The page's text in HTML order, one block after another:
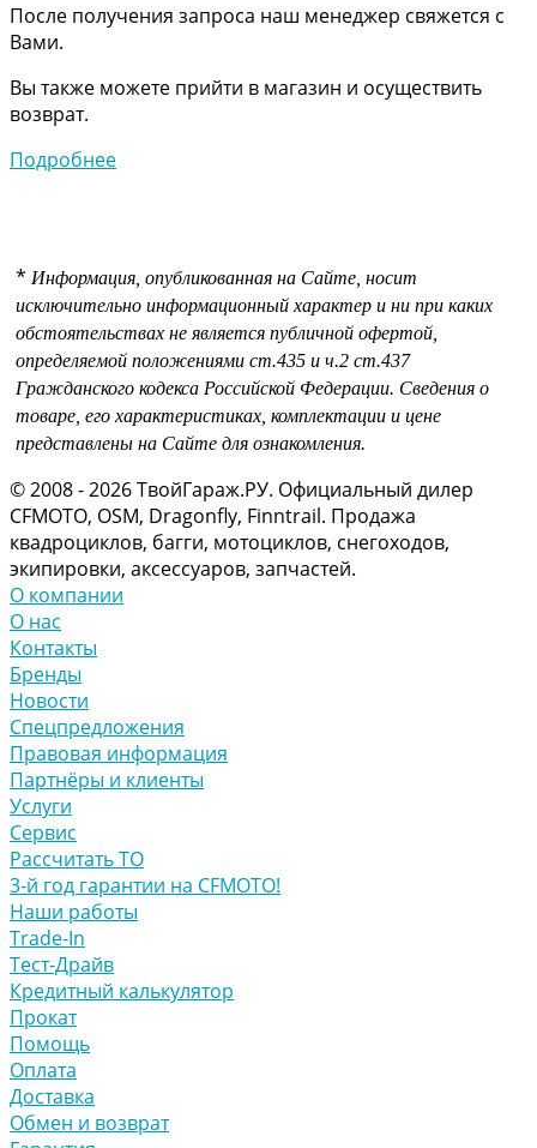
После получения запроса наш менеджер свяжется с
Вами.
Вы также можете прийти в магазин и осуществить
возврат.
Подробнее
* Информация, опубликованная на Сайте, носит
исключительно информационный характер и ни при каких
обстоятельствах не является публичной офертой,
определяемой положениями ст.435 и ч.2 ст.437
Гражданского кодекса Российской Федерации. Сведения о
товаре, его характеристиках, комплектации и цене
представлены на Сайте для ознакомления.
© 2008 - 2026 ТвойГараж.РУ. Официальный дилер
CFMOTO, OSM, Dragonfly, Finntrail. Продажа
квадроциклов, багги, мотоциклов, снегоходов,
экипировки, аксессуаров, запчастей.
О компании
О нас
Контакты
Бренды
Новости
Спецпредложения
Правовая информация
Партнёры и клиенты
Услуги
Сервис
Рассчитать ТО
3-й год гарантии на CFMOTO!
Наши работы
Trade-In
Тест-Драйв
Кредитный калькулятор
Прокат
Помощь
Оплата
Доставка
Обмен и возврат